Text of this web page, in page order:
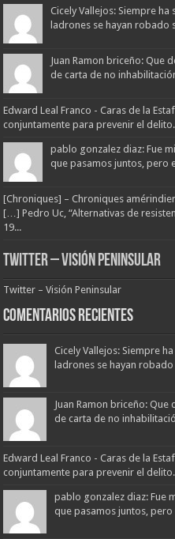
Cicely Vallejos: Siempre
ladrones se hayan robado
Juan Ramon briceño: Que
de carta de no
Edward Leal Franco - Caras de la
conjuntamente para prevenir el
pablo gonzalez diaz: Fue
que pasamos juntos, pero
[Chroniques] – Chroniques
[…] Pedro Uc, “Alternativas de
19...
Twitter – Visión Peninsular
Twitter – Visión Peninsular
Comentarios Recientes
Cicely Vallejos: Siempre
ladrones se hayan robado
Juan Ramon briceño:
de carta de no
Edward Leal Franco - Caras de la
conjuntamente para prevenir el
pablo gonzalez diaz: Fue
que pasamos juntos, pero